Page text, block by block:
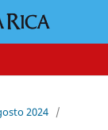
2024 /